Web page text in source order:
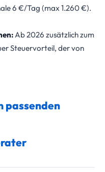
6 €/Tag (max 1.260 €).
Ab 2026 zusätzlich zum
Steuervorteil, der von
passenden